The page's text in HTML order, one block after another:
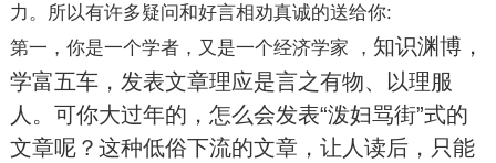
力。所以有许多疑问和好言相劝真诚的送给你:
第一，你是一个学者，又是一个经济学家 ， 知识渊博，
学富五车，发表文章理应是言之有物、以理服
人。可你大过年的，怎么会发表“泼妇骂街”式的
文章呢？这种低俗下流的文章，让人读后，只能